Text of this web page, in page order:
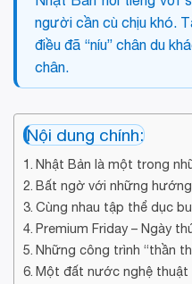
người cần cù chịu khó.
điều đã “níu” chân du
chân.
Nội dung chính:
Nhật Bản là một trong
Bất ngờ với những
Cùng nhau tập thể dục
Premium Friday – Ngày
Những công trình “thần
Một đất nước nghệ thuật